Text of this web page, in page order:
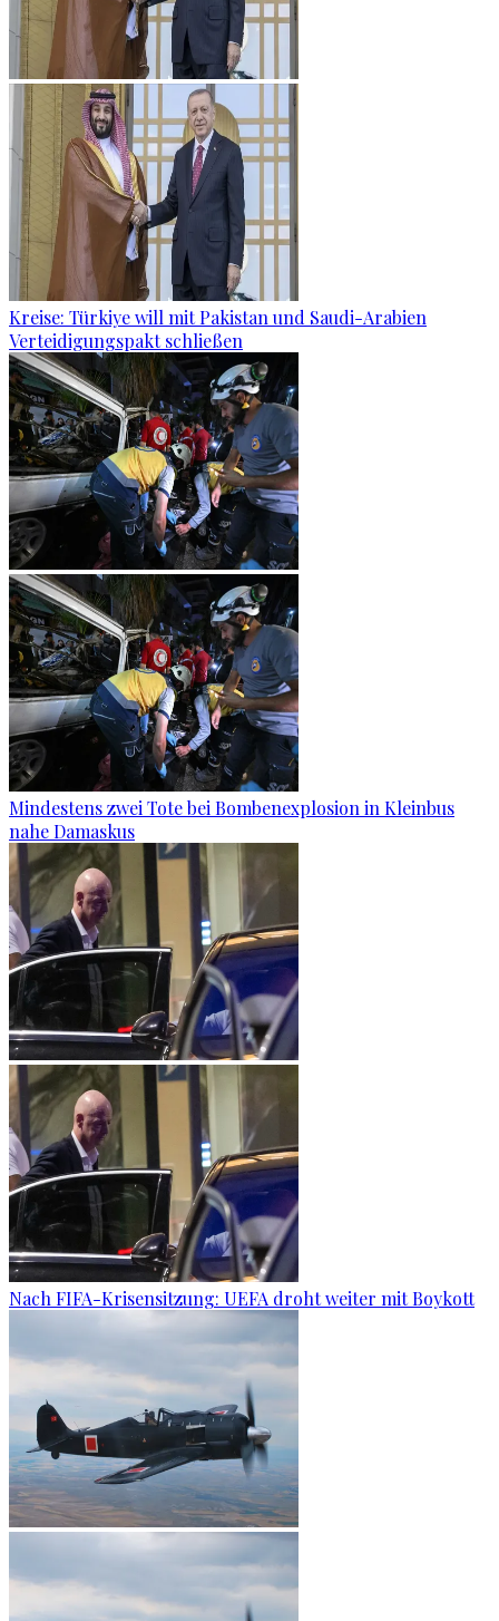
Kreise: Türkiye will mit Pakistan und Saudi-Arabien
Verteidigungspakt schließen
Mindestens zwei Tote bei Bombenexplosion in Kleinbus
nahe Damaskus
Nach FIFA-Krisensitzung: UEFA droht weiter mit Boykott